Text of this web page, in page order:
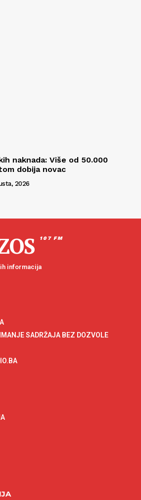
naknada: Više od 50.000
dobija novac
2026
107 FM
informacija
SADRŽAJA BEZ DOZVOLE